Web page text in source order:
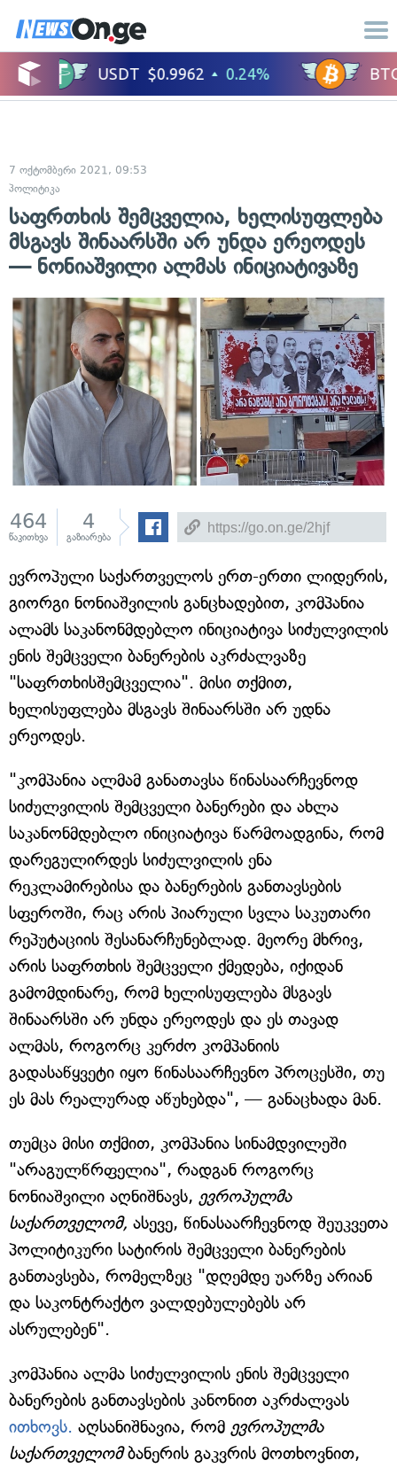
7 ოქტომბერი 2021, 09:53
პოლიტიკა
საფრთხის შემცველია, ხელისუფლება
მსგავს შინაარსში არ უნდა ერეოდეს
— ნონიაშვილი ალმას ინიციატივაზე
464
წაკითხვა
4
გაზიარება
ევროპული საქართველოს ერთ-ერთი ლიდერის,
გიორგი ნონიაშვილის განცხადებით, კომპანია
ალამს საკანონმდებლო ინიციატივა სიძულვილის
ენის შემცველი ბანერების აკრძალვაზე
"საფრთხისშემცველია". მისი თქმით,
ხელისუფლება მსგავს შინაარსში არ უდნა
ერეოდეს.
"კომპანია ალმამ განათავსა წინასაარჩევნოდ
სიძულვილის შემცველი ბანერები და ახლა
საკანონმდებლო ინიციატივა წარმოადგინა, რომ
დარეგულირდეს სიძულვილის ენა
რეკლამირებისა და ბანერების განთავსების
სფეროში, რაც არის პიარული სვლა საკუთარი
რეპუტაციის შესანარჩუნებლად. მეორე მხრივ,
არის საფრთხის შემცველი ქმედება, იქიდან
გამომდინარე, რომ ხელისუფლება მსგავს
შინაარსში არ უნდა ერეოდეს და ეს თავად
ალმას, როგორც კერძო კომპანიის
გადასაწყვეტი იყო წინასაარჩევნო პროცესში, თუ
ეს მას რეალურად აწუხებდა", — განაცხადა მან.
თუმცა მისი თქმით, კომპანია სინამდვილეში
"არაგულწრფელია", რადგან როგორც
ნონიაშვილი აღნიშნავს, ევროპულმა
საქართველომ, ასევე, წინასაარჩევნოდ შეუკვეთა
პოლიტიკური სატირის შემცველი ბანერების
განთავსება, რომელზეც "დღემდე უარზე არიან
და საკონტრაქტო ვალდებულებებს არ
ასრულებენ".
კომპანია ალმა სიძულვილის ენის შემცველი
ბანერების განთავსების კანონით აკრძალვას
ითხოვს. აღსანიშნავია, რომ ევროპულმა
საქართველომბანერის გაკვრის მოთხოვნით,